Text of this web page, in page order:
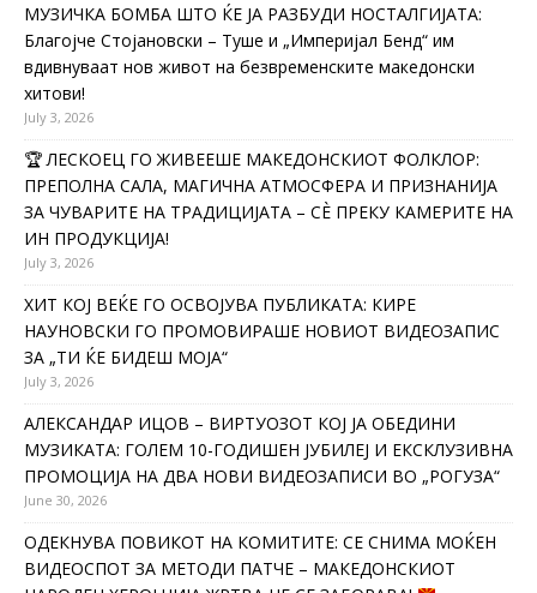
МУЗИЧКА БОМБА ШТО ЌЕ ЈА РАЗБУДИ НОСТАЛГИЈАТА:
Благојче Стојановски – Туше и „Империјал Бенд“ им
вдивнуваат нов живот на безвременските македонски
хитови!
July 3, 2026
🏆 ЛЕСКОЕЦ ГО ЖИВЕЕШЕ МАКЕДОНСКИОТ ФОЛКЛОР:
ПРЕПОЛНА САЛА, МАГИЧНА АТМОСФЕРА И ПРИЗНАНИЈА
ЗА ЧУВАРИТЕ НА ТРАДИЦИЈАТА – СÈ ПРЕКУ КАМЕРИТЕ НА
ИН ПРОДУКЦИЈА!
July 3, 2026
ХИТ КОЈ ВЕЌЕ ГО ОСВОЈУВА ПУБЛИКАТА: КИРЕ
НАУНОВСКИ ГО ПРОМОВИРАШЕ НОВИОТ ВИДЕОЗАПИС
ЗА „ТИ ЌЕ БИДЕШ МОЈА“
July 3, 2026
АЛЕКСАНДАР ИЦОВ – ВИРТУОЗОТ КОЈ ЈА ОБЕДИНИ
МУЗИКАТА: ГОЛЕМ 10-ГОДИШЕН ЈУБИЛЕЈ И ЕКСКЛУЗИВНА
ПРОМОЦИЈА НА ДВА НОВИ ВИДЕОЗАПИСИ ВО „РОГУЗА“
June 30, 2026
ОДЕКНУВА ПОВИКОТ НА КОМИТИТЕ: СЕ СНИМА МОЌЕН
ВИДЕОСПОТ ЗА МЕТОДИ ПАТЧЕ – МАКЕДОНСКИОТ